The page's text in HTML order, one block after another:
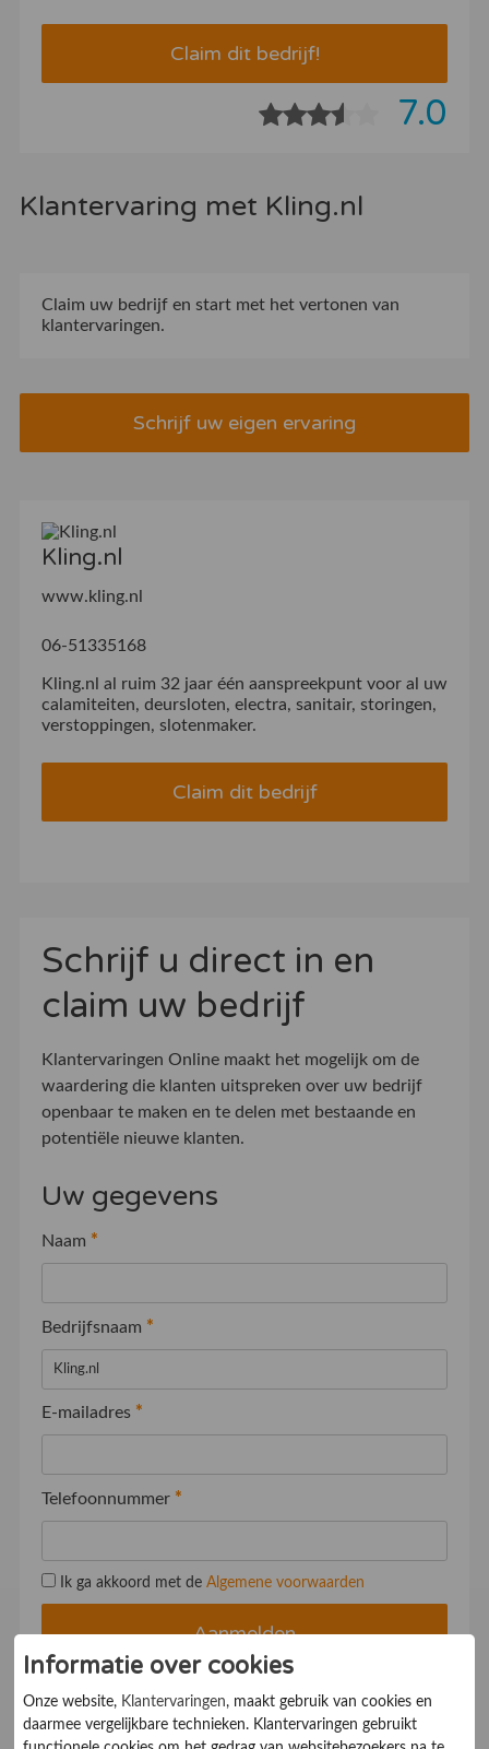
Claim dit bedrijf!
7.0
Klantervaring met Kling.nl
Claim uw bedrijfen start met het vertonen van
klantervaringen.
Schrijf uw eigen ervaring
Kling.nl
www.kling.nl
06-51335168
Kling.nl al ruim 32 jaar één aanspreekpunt voor al uw
calamiteiten, deursloten, electra, sanitair, storingen,
verstoppingen, slotenmaker.
Claim dit bedrijf
Schrijf u direct in en
claim uw bedrijf
Klantervaringen Online maakt het mogelijk om de
waardering die klanten uitspreken over uw bedrijf
openbaar te maken en te delen met bestaande en
potentiële nieuwe klanten.
Uw gegevens
Naam *
Bedrijfsnaam *
E-mailadres *
Telefoonnummer *
Ik ga akkoord met de Algemene voorwaarden
Informatie over cookies
Onze website, Klantervaringen, maakt gebruik van cookies en
daarmee vergelijkbare technieken. Klantervaringen gebruikt